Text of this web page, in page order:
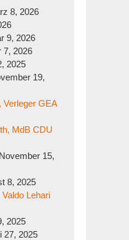
8, 2026
9, 2026
7, 2026
2025
19,
Verleger GEA
MdB CDU
November 15,
8, 2025
Lehari
2025
27, 2025